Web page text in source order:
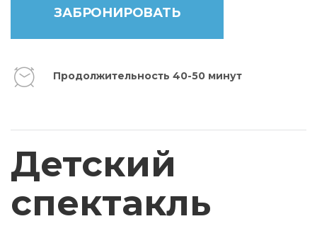
ЗАБРОНИРОВАТЬ
Продолжительность 40-50 минут
Детский
спектакль